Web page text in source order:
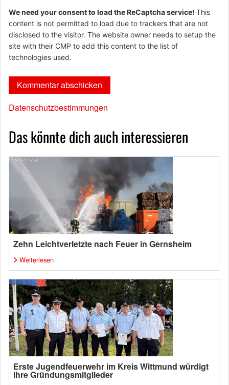
We need your consent to load the ReCaptcha service! This
content is not permitted to load due to trackers that are not
disclosed to the visitor. The website owner needs to setup the
site with their CMP to add this content to the list of
technologies used.
Datenschutzbestimmungen
Das könnte dich auch interessieren
Zehn Leichtverletzte nach Feuer in Gernsheim
Weiterlesen
Erste Jugendfeuerwehr im Kreis Wittmund würdigt
ihre Gründungsmitglieder